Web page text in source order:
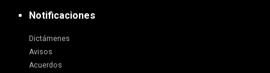
Notificaciones
Dictámenes
Avisos
Acuerdos